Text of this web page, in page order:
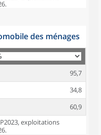
des ménages
95,7
34,8
60,9
exploitations